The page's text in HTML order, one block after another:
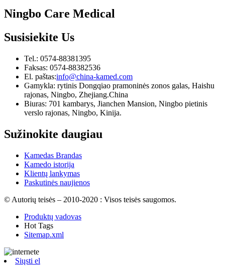
Ningbo Care Medical
Susisiekite Us
Tel.: 0574-88381395
Faksas: 0574-88382536
El. paštas:info@china-kamed.com
Gamykla: rytinis Dongqiao pramoninės zonos galas, Haishu
rajonas, Ningbo, Zhejiang.China
Biuras: 701 kambarys, Jianchen Mansion, Ningbo pietinis
verslo rajonas, Ningbo, Kinija.
Sužinokite daugiau
Kamedas Brandas
Kamedo istorija
Klientų lankymas
Paskutinės naujienos
© Autorių teisės – 2010-2020 : Visos teisės saugomos.
Produktų vadovas
Hot Tags
Sitemap.xml
Siųsti el